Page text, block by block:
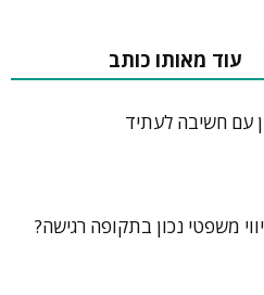
עוד מאותו כותב
עם חשיבה לעתיד
משפטי נכון בתקופה רגישה?